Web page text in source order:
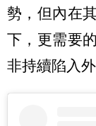
勢，但內在
下，更需要
非持續陷入